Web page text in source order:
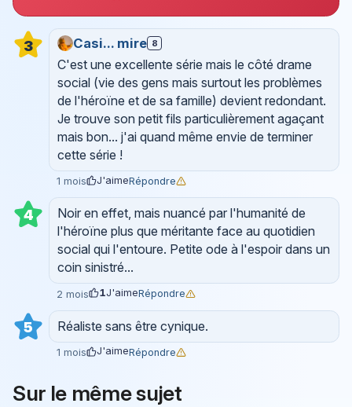
3 Casi... mire 8
C'est une excellente série mais le côté drame
social (vie des gens mais surtout les problèmes
de l'héroïne et de sa famille) devient redondant.
Je trouve son petit fils particulièrement agaçant
mais bon... j'ai quand même envie de terminer
cette série !
1 mois J'aimeRépondre
4
Noir en effet, mais nuancé par l'humanité de
l'héroïne plus que méritante face au quotidien
social qui l'entoure. Petite ode à l'espoir dans un
coin sinistré...
2 mois 1J'aimeRépondre
5 Réaliste sans être cynique.
1 mois J'aimeRépondre
Sur le même sujet